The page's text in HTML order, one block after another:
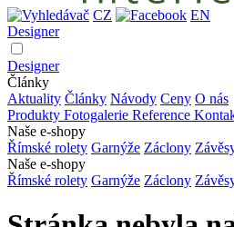
CZ
EN
Designer
Designer
Články
Aktuality Články Návody Ceny O nás
Produkty Fotogalerie Reference
Naše e-shopy
Římské rolety Garnýže Záclony
Naše e-shopy
Římské rolety Garnýže Záclony